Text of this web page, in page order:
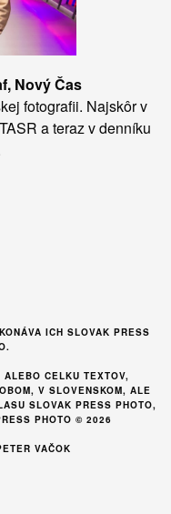
Nový Čas
fotografii. Najskôr v
a teraz v denníku
ICH SLOVAK PRESS
CELKU TEXTOV,
V SLOVENSKOM, ALE
SLOVAK PRESS PHOTO,
PHOTO © 2026
VAČOK